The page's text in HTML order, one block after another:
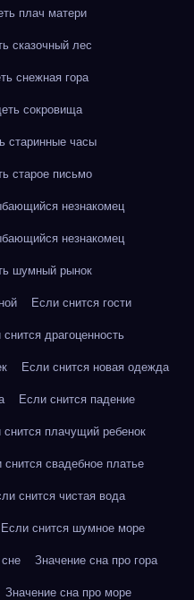
плач матери
сказочный лес
снежная гора
сокровища
старинные часы
старое письмо
незнакомец
незнакомец
шумный рынок
Если снится гости
драгоценность
Если снится новая одежда
Если снится падение
снится плачущий ребенок
снится свадебное платье
снится чистая вода
Если снится шумное море
Значение сна про гора
Значение сна про море